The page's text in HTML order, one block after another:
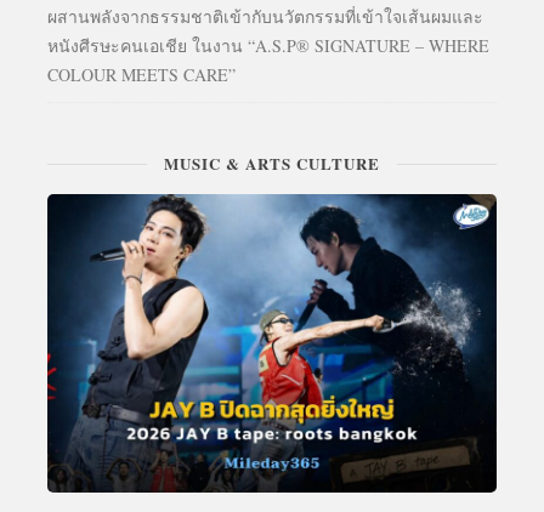
ผสานพลังจากธรรมชาติเข้ากับนวัตกรรมที่เข้าใจเส้นผมและ
หนังศีรษะคนเอเชีย ในงาน “A.S.P® SIGNATURE – WHERE
COLOUR MEETS CARE”
MUSIC & ARTS CULTURE